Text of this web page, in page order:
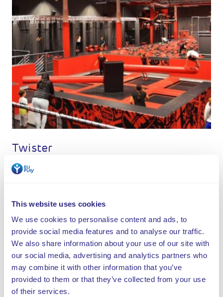
This website uses cookies
We use cookies to personalise content and ads, to
provide social media features and to analyse our traffic.
We also share information about your use of our site with
our social media, advertising and analytics partners who
may combine it with other information that you’ve
provided to them or that they’ve collected from your use
of their services.
Twister
Spring jij hoog genoeg?